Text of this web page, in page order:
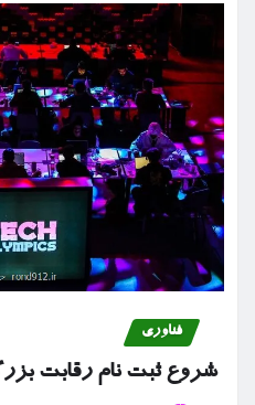
فناوری
شروع ثبت نام رقابت بزرگ